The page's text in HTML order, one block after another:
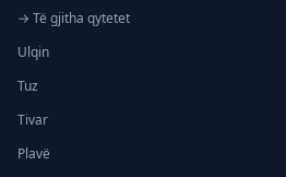
→ Të gjitha qytetet
Ulqin
Tuz
Tivar
Plavë